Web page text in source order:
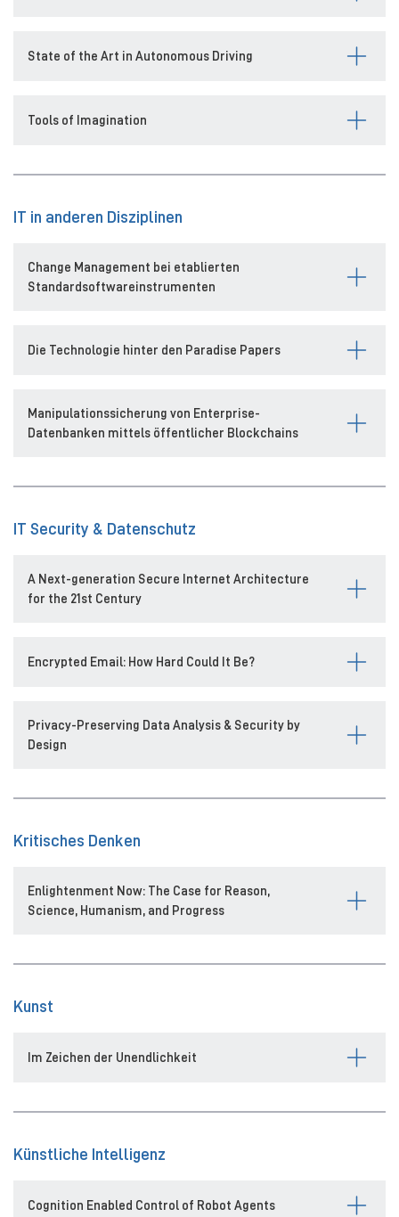
State of the Art in Autonomous Driving
Tools of Imagination
IT in anderen Disziplinen
Change Management bei etablierten
Standardsoftwareinstrumenten
Die Technologie hinter den Paradise Papers
Manipulationssicherung von Enterprise-
Datenbanken mittels öffentlicher Blockchains
IT Security & Datenschutz
A Next-generation Secure Internet Architecture
for the 21st Century
Encrypted Email: How Hard Could It Be?
Privacy-Preserving Data Analysis & Security by
Design
Kritisches Denken
Enlightenment Now: The Case for Reason,
Science, Humanism, and Progress
Kunst
Im Zeichen der Unendlichkeit
Künstliche Intelligenz
Cognition Enabled Control of Robot Agents